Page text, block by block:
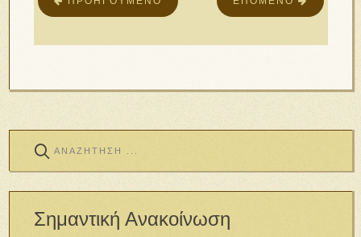
Σημαντική Ανακοίνωση